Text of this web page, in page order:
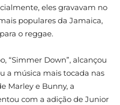
eles gravavam no
populares da Jamaica,
o reggae.
“Simmer Down”, alcançou
a música mais tocada nas
Marley e Bunny, a
com a adição de Junior